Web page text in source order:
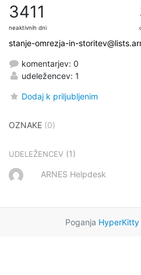
3411
neaktivnih dni
stanje-omrezja-in-
komentarjev: 0
udeležencev: 1
Dodaj k priljubljenim
OZNAKE (0)
UDELEŽENCEV (1)
ARNES Helpdesk
Poganja HyperKitty